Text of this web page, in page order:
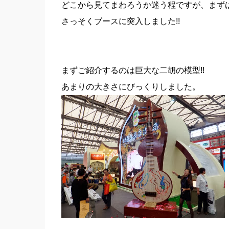
どこから見てまわろうか迷う程ですが、まず
さっそくブースに突入しました!!
まずご紹介するのは巨大な二胡の模型!!
あまりの大きさにびっくりしました。